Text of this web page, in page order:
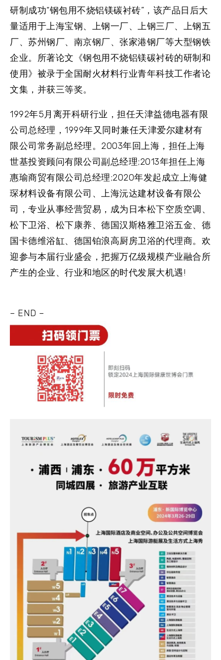
研制成功“钢包用不烧铝镁碳衬砖”，该产品日后大
量适用于上海宝钢、上钢一厂、上钢三厂、上钢五
厂、苏州钢厂、南京钢厂、张家港钢厂等大型钢铁
企业。所著论文《钢包用不烧铝镁碳衬砖的研制和
使用》被录于全国耐火材料行业青年科技工作者论
文集，并获三等奖。
1992年5月离开科研行业，担任天津益德电器有限
公司总经理，1999年又同时兼任天津爱尔建材有
限公司常务副总经理。2003年回上海，担任上海
世基投资顾问有限公司副总经理;2013年担任上海
惠瑜商贸有限公司总经理;2020年发起成立上海健
琛材料设备有限公司、上海沅达建材设备有限公
司，专业从事经营贸易，成为日本松下空质空调、
松下卫浴、松下康养、德国汉斯格雅卫浴五金、德
国卡德维浴缸、德国铂浪高厨房卫浴的代理商。欢
迎参与本届行业盛会，把握万亿级规模产业融合所
产生的企业、行业和地区的时代发展大机遇!
– END –